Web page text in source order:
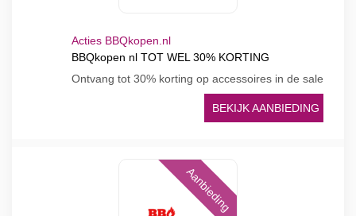
Acties BBQkopen.nl
BBQkopen nl TOT WEL 30% KORTING
Ontvang tot 30% korting op accessoires in de sale
BEKIJK AANBIEDING
Aanbieding